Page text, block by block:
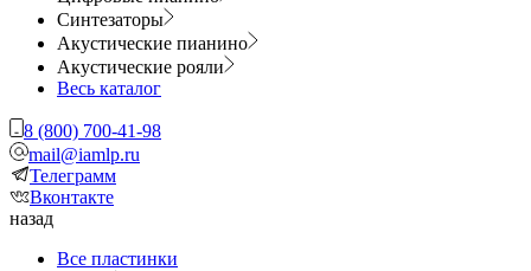
Синтезаторы
Акустические пианино
Акустические рояли
Весь каталог
8 (800) 700-41-98
mail@iamlp.ru
Телеграмм
Вконтакте
назад
Все пластинки